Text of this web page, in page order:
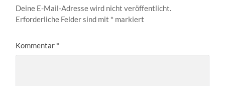
Deine E-Mail-Adresse wird nicht veröffentlicht.
Erforderliche Felder sind mit * markiert
Kommentar *